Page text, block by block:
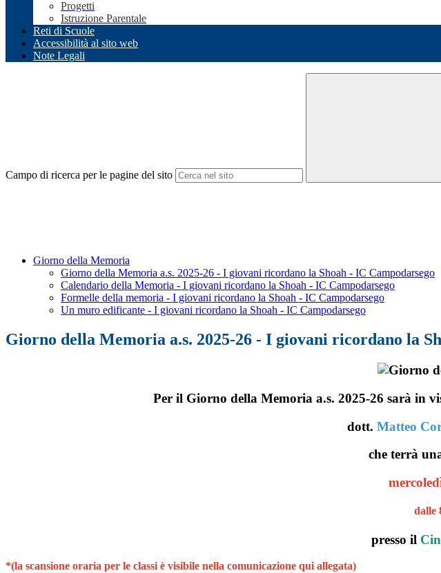
Progetti
Istruzione Parentale
Reti di Scuole
Accessibilità al sito web
Note Legali
Campo di ricerca per le pagine del sito
Giorno della Memoria
Giorno della Memoria a.s. 2025-26 - I giovani ricordano la Shoah - IC Campodarsego
Calendario della Memoria - I giovani ricordano la Shoah - IC Campodarsego
Formelle della memoria - I giovani ricordano la Shoah - IC Campodarsego
Un muro edificante - I giovani ricordano la Shoah - IC Campodarsego
Giorno della Memoria a.s. 2025-26 - I giovani ricordano la
Per il Giorno della Memoria a.s. 2025-26 sarà in
dott. Matteo
che terrà
dalle
presso il
*(la scansione oraria per le classi è visibile nella comunicazione qui allegata)